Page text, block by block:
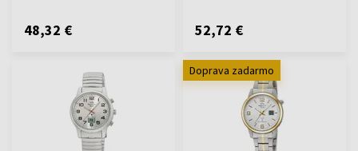
48,32 € 52,72 €
Doprava zadarmo